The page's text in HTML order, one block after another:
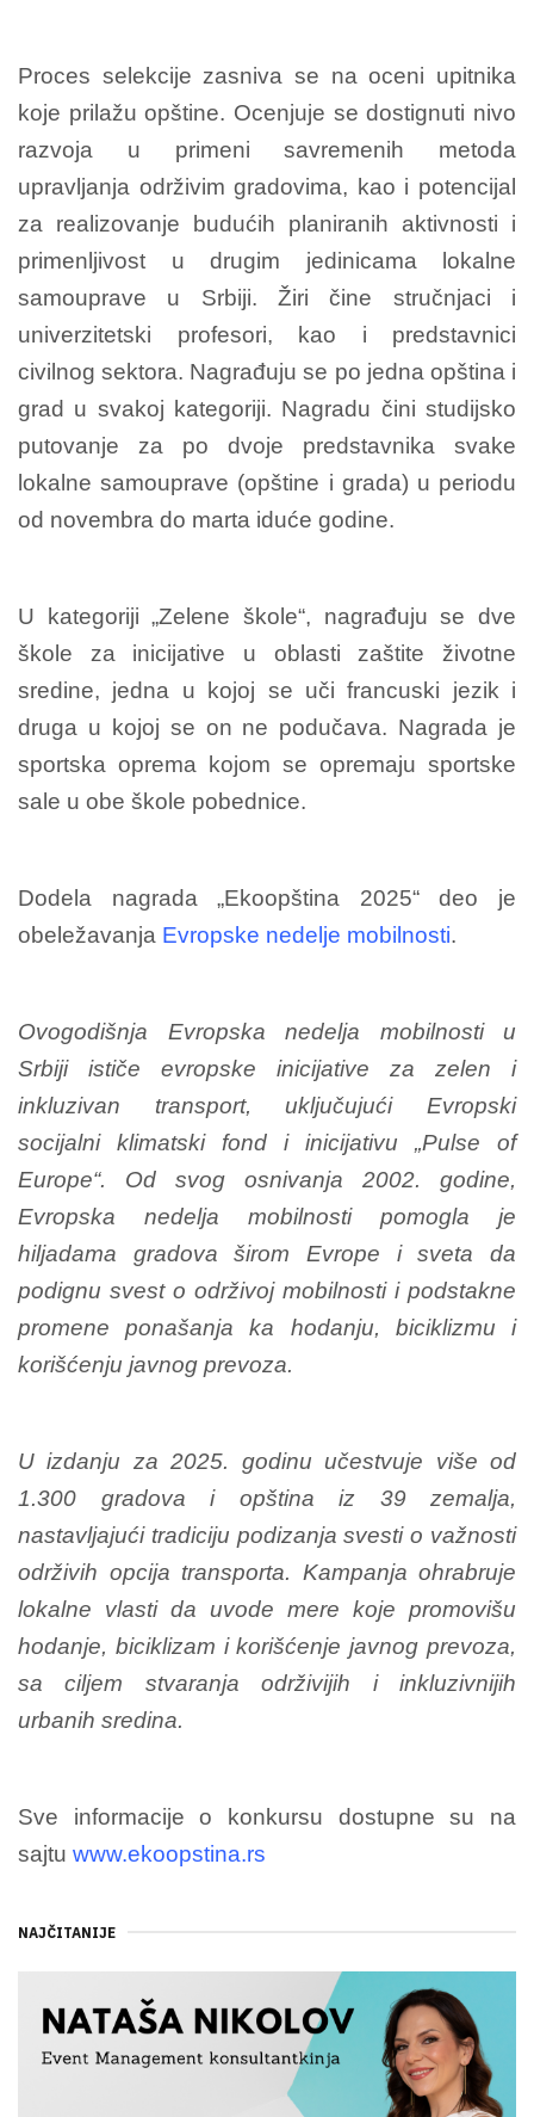
Proces selekcije zasniva se na oceni upitnika
koje prilažu opštine. Ocenjuje se dostignuti nivo
razvoja u primeni savremenih metoda
upravljanja održivim gradovima, kao i potencijal
za realizovanje budućih planiranih aktivnosti i
primenljivost u drugim jedinicama lokalne
samouprave u Srbiji. Žiri čine stručnjaci i
univerzitetski profesori, kao i predstavnici
civilnog sektora. Nagrađuju se po jedna opština i
grad u svakoj kategoriji. Nagradu čini studijsko
putovanje za po dvoje predstavnika svake
lokalne samouprave (opštine i grada) u periodu
od novembra do marta iduće godine.
U kategoriji „Zelene škole“, nagrađuju se dve
škole za inicijative u oblasti zaštite životne
sredine, jedna u kojoj se uči francuski jezik i
druga u kojoj se on ne podučava. Nagrada je
sportska oprema kojom se opremaju sportske
sale u obe škole pobednice.
Dodela nagrada „Ekoopština 2025“ deo je
obeležavanja Evropske nedelje mobilnosti.
Ovogodišnja Evropska nedelja mobilnosti u
Srbiji ističe evropske inicijative za zelen i
inkluzivan transport, uključujući Evropski
socijalni klimatski fond i inicijativu „Pulse of
Europe“. Od svog osnivanja 2002. godine,
Evropska nedelja mobilnosti pomogla je
hiljadama gradova širom Evrope i sveta da
podignu svest o održivoj mobilnosti i podstakne
promene ponašanja ka hodanju, biciklizmu i
korišćenju javnog prevoza.
U izdanju za 2025. godinu učestvuje više od
1.300 gradova i opština iz 39 zemalja,
nastavljajući tradiciju podizanja svesti o važnosti
održivih opcija transporta. Kampanja ohrabruje
lokalne vlasti da uvode mere koje promovišu
hodanje, biciklizam i korišćenje javnog prevoza,
sa ciljem stvaranja održivijih i inkluzivnijih
urbanih sredina.
Sve informacije o konkursu dostupne su na
sajtu www.ekoopstina.rs
NAJČITANIJE